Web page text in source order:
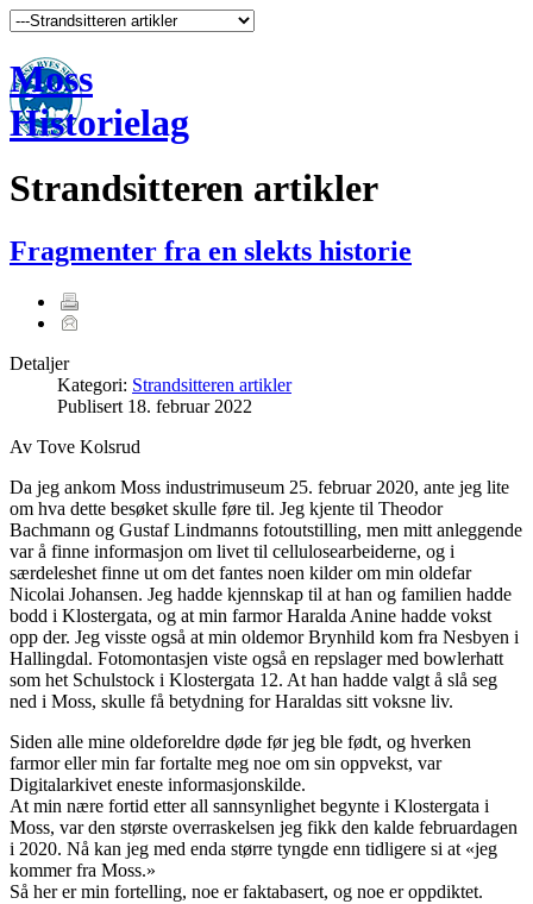
Moss
Historielag
Strandsitteren artikler
Fragmenter fra en slekts historie
Detaljer
Kategori: Strandsitteren artikler
Publisert 18. februar 2022
Av Tove Kolsrud
Da jeg ankom Moss industrimuseum 25. februar 2020, ante jeg lite
om hva dette besøket skulle føre til. Jeg kjente til Theodor
Bachmann og Gustaf Lindmanns fotoutstilling, men mitt anleggende
var å finne informasjon om livet til cellulosearbeiderne, og i
særdeleshet finne ut om det fantes noen kilder om min oldefar
Nicolai Johansen. Jeg hadde kjennskap til at han og familien hadde
bodd i Klostergata, og at min farmor Haralda Anine hadde vokst
opp der. Jeg visste også at min oldemor Brynhild kom fra Nesbyen i
Hallingdal. Fotomontasjen viste også en repslager med bowlerhatt
som het Schulstock i Klostergata 12. At han hadde valgt å slå seg
ned i Moss, skulle få betydning for Haraldas sitt voksne liv.
Siden alle mine oldeforeldre døde før jeg ble født, og hverken
farmor eller min far fortalte meg noe om sin oppvekst, var
Digitalarkivet eneste informasjonskilde.
At min nære fortid etter all sannsynlighet begynte i Klostergata i
Moss, var den største overraskelsen jeg fikk den kalde februardagen
i 2020. Nå kan jeg med enda større tyngde enn tidligere si at «jeg
kommer fra Moss.»
Så her er min fortelling, noe er faktabasert, og noe er oppdiktet.